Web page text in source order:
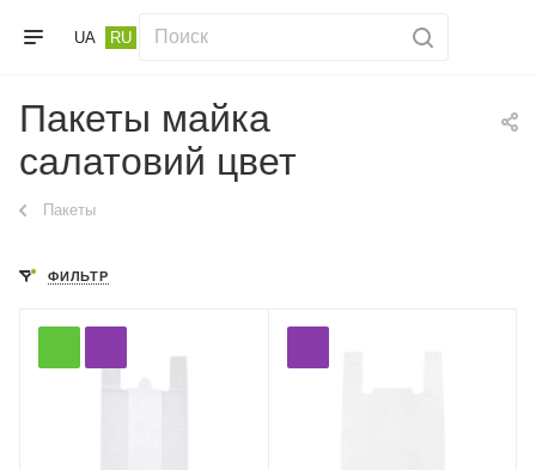
UA RU
Пакеты майка
салатовий цвет
Пакеты
ФИЛЬТР